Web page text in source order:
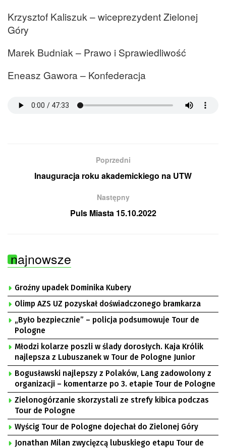
Krzysztof Kaliszuk – wiceprezydent Zielonej
Góry
Marek Budniak – Prawo i Sprawiedliwość
Eneasz Gawora – Konfederacja
Poprzedni
Inauguracja roku akademickiego na UTW
Następny
Puls Miasta 15.10.2022
najnowsze
Groźny upadek Dominika Kubery
Olimp AZS UZ pozyskał doświadczonego bramkarza
„Było bezpiecznie” – policja podsumowuje Tour de
Pologne
Młodzi kolarze poszli w ślady dorosłych. Kaja Królik
najlepsza z Lubuszanek w Tour de Pologne Junior
Bogusławski najlepszy z Polaków, Lang zadowolony z
organizacji – komentarze po 3. etapie Tour de Pologne
Zielonogórzanie skorzystali ze strefy kibica podczas
Tour de Pologne
Wyścig Tour de Pologne dojechał do Zielonej Góry
Jonathan Milan zwycięzcą lubuskiego etapu Tour de